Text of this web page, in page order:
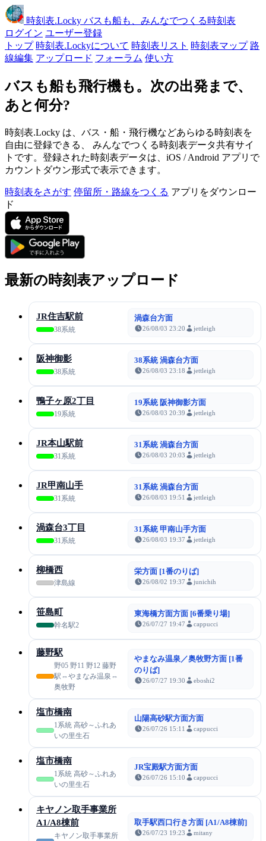
時刻表.Locky バスも船も、みんなでつくる時刻表
ログイン ユーザー登録
トップ 時刻表.Lockyについて 時刻表リスト 時刻表マップ 路
線編集 アップロード フォーラム 使い方
バスも船も飛行機も。次の出発まで、
あと何分?
時刻表.Locky は、バス・船・飛行機などあらゆる時刻表を
自由に登録できる、 みんなでつくる時刻表データ共有サイ
トです。登録された時刻表データは、iOS / Android アプリで
カウントダウン形式で表示できます。
時刻表をさがす 停留所・路線をつくる アプリをダウンロー
ド
最新の時刻表アップロード
JR住吉駅前
38系統
渦森台方面
26/08/03 23:20 jettleigh
阪神御影
38系統
38系統 渦森台方面
26/08/03 23:18 jettleigh
鴨子ヶ原2丁目
19系統
19系統 阪神御影方面
26/08/03 20:39 jettleigh
JR本山駅前
31系統
31系統 渦森台方面
26/08/03 20:03 jettleigh
JR甲南山手
31系統
31系統 渦森台方面
26/08/03 19:51 jettleigh
渦森台3丁目
31系統
31系統 甲南山手方面
26/08/03 19:37 jettleigh
柳橋西
津島線
栄方面 [1番のりば]
26/08/02 19:37 junichih
笹島町
幹名駅2
東海橋方面方面 [6番乗り場]
26/07/27 19:47 cappucci
藤野駅
野05 野11 野12 藤野
駅⇔やまなみ温泉⇔
奥牧野
やまなみ温泉／奥牧野方面 [1番
のりば]
26/07/27 19:30 eboshi2
塩市橋南
1系統 高砂～ふれあ
いの里生石
山陽高砂駅方面方面
26/07/26 15:11 cappucci
塩市橋南
1系統 高砂～ふれあ
いの里生石
JR宝殿駅方面方面
26/07/26 15:10 cappucci
キヤノン取手事業所
A1/A8棟前
キヤノン取手事業所
取手駅西口行き方面 [A1/A8棟前]
26/07/23 19:23 mitany